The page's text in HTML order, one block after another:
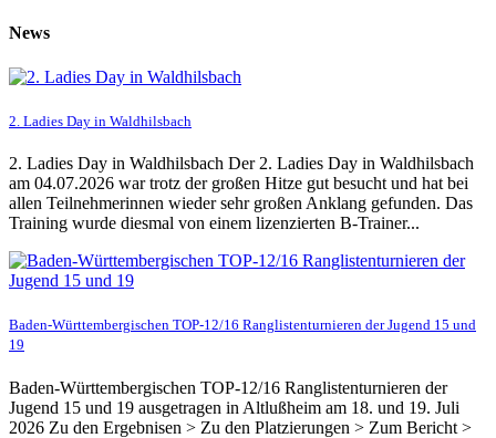
News
2. Ladies Day in Waldhilsbach
2. Ladies Day in Waldhilsbach Der 2. Ladies Day in Waldhilsbach
am 04.07.2026 war trotz der großen Hitze gut besucht und hat bei
allen Teilnehmerinnen wieder sehr großen Anklang gefunden. Das
Training wurde diesmal von einem lizenzierten B-Trainer...
Baden-Württembergischen TOP-12/16 Ranglistenturnieren der Jugend 15 und
19
Baden-Württembergischen TOP-12/16 Ranglistenturnieren der
Jugend 15 und 19 ausgetragen in Altlußheim am 18. und 19. Juli
2026 Zu den Ergebnisen > Zu den Platzierungen > Zum Bericht >